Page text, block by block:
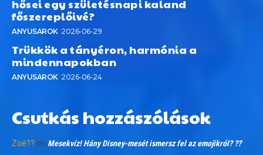
hősei egy születésnapi kaland
főszereplőivé?
ANYUSAROK 2026-06-29
Trükkök a tányéron, harmónia a
mindennapokban
ANYUSAROK 2026-06-24
Csutkás hozzászólások
Zoé?? on Mesekvíz! Hány Disney-mesét ismersz fel az emojikról? ??